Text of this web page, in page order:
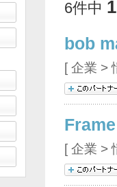
6件中
bob
[ 企業 >
[ 企業 >
エリアを選ぶ